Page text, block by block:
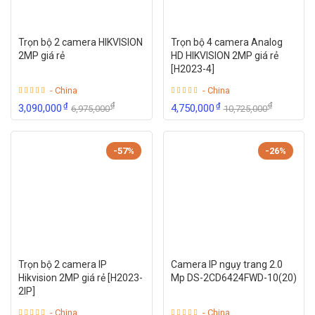
dụng di động hoặc trình duyệt web. Hơn nữa, tích hợpcông
(AI) và học máy, camera này có khả
năng nhận dạng chuyển động, phát hiện bất thường và gửi
cảnh báo ngay lập tức cho người dùng.
Trọn bộ 2 camera HIKVISION
2MP giá rẻ
- China
3,090,000₫ 6,975,000₫
Trọn bộ 4 camera Analog
HD HIKVISION 2MP giá rẻ
[H2023-4]
- China
4,750,000₫ 10,725,000₫
-57%
Trọn bộ 2 camera IP
Hikvision 2MP giá rẻ [H2023-
2IP]
- China
-26%
Camera IP ngụy trang 2.0
Mp DS-2CD6424FWD-10(20)
- China